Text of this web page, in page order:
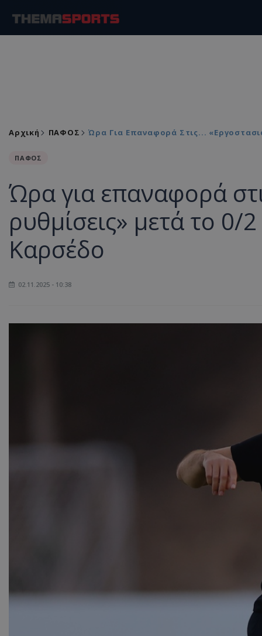
Αρχική ΠΑΦΟΣ Ώρα Για Επαναφορά Στις...
ΠΑΦΟΣ
Ώρα για επαναφορά
ρυθμίσεις» μετά το
Καρσέδο
02.11.2025 - 10:38